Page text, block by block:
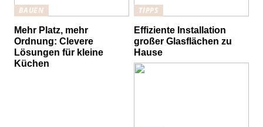
BAUEN
Mehr Platz, mehr
Ordnung: Clevere
Lösungen für kleine
Küchen
TIPPS
Effiziente Installation
großer Glasflächen zu
Hause